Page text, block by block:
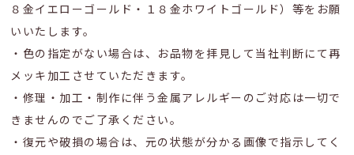
８金イエローゴールド・１８金ホワイトゴールド）等をお願
いいたします。
・色の指定がない場合は、お品物を拝見して当社判断にて再
メッキ加工させていただきます。
・修理・加工・制作に伴う金属アレルギーのご対応は一切で
きませんのでご了承ください。
・復元や破損の場合は、元の状態が分かる画像で指示してく